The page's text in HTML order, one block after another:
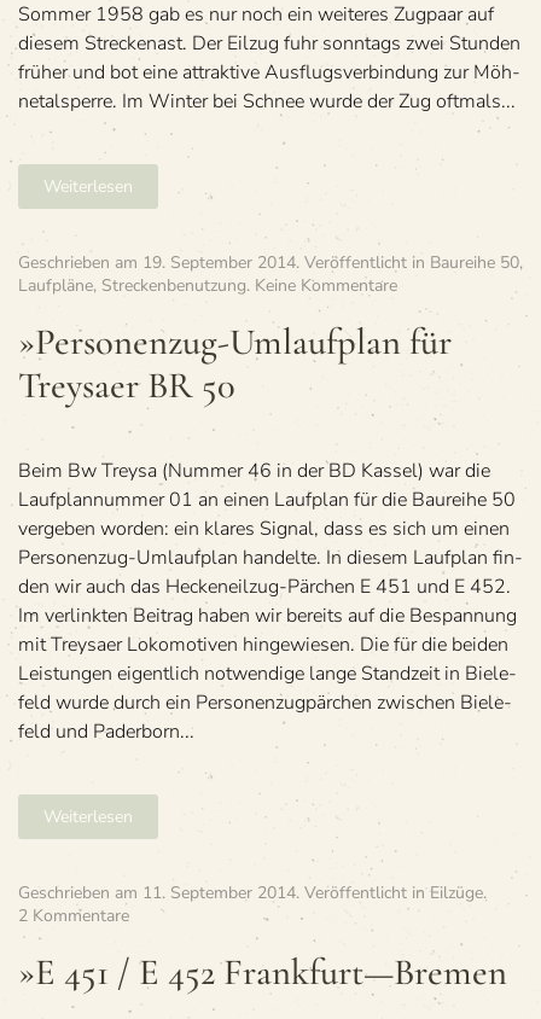
Som­mer 1958 gab es nur noch ein wei­te­res Zug­paar auf
die­sem Streckenast. Der Eil­zug fuhr sonn­tags zwei Stun­den
frü­her und bot eine attrak­tive Aus­flugs­ver­bin­dung zur Möh­
n­etal­sperre. Im Win­ter bei Schnee wurde der Zug oft­mals...
Weiterlesen
Geschrieben am 19. September 2014. Veröffentlicht in Baureihe 50,
Laufpläne, Streckenbenutzung. Keine Kommentarezu
»Per­
so­
nen­
Trey­
saer
BR 50
»Per­so­nen­zug-Umlauf­plan für
Trey­saer BR 50
Beim Bw Treysa (Num­mer 46 in der BD Kas­sel) war die
Lauf­plan­num­mer 01 an einen Lauf­plan für die Bau­reihe 50
ver­ge­ben wor­den: ein kla­res Signal, dass es sich um einen
Per­so­nen­zug-Umlauf­plan han­delte. In die­sem Lauf­plan fin­
den wir auch das Hecken­eil­zug-Pär­chen E 451 und E 452.
Im ver­link­ten Bei­trag haben wir bereits auf die Bespan­nung
mit Trey­saer Loko­mo­ti­ven hin­ge­wie­sen. Die für die bei­den
Leis­tun­gen eigent­lich not­wen­dige lange Stand­zeit in Bie­le­
feld wurde durch ein Per­so­nen­zug­pär­chen zwi­schen Bie­le­
feld und Pader­born...
Weiterlesen
Geschrieben am 11. September 2014. Veröffentlicht in Eilzüge.
2 Kommentarezu
451
E 452
»E 451 / E 452 Frankfurt—Bremen